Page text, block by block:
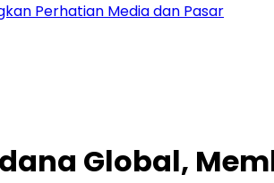
Perhatian Media dan Pasar
Global,